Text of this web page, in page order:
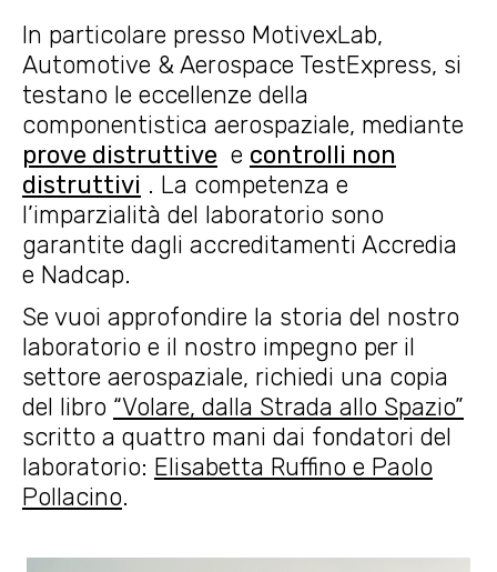
In particolare presso MotivexLab,
Automotive & Aerospace TestExpress, si
testano le eccellenze della
componentistica aerospaziale, mediante
prove distruttive e controlli non
distruttivi . La competenza e
l’imparzialità del laboratorio sono
garantite dagli accreditamenti Accredia
e Nadcap.
Se vuoi approfondire la storia del nostro
laboratorio e il nostro impegno per il
settore aerospaziale, richiedi una copia
del libro “Volare, dalla Strada allo Spazio”
scritto a quattro mani dai fondatori del
laboratorio: Elisabetta Ruffino e Paolo
Pollacino.